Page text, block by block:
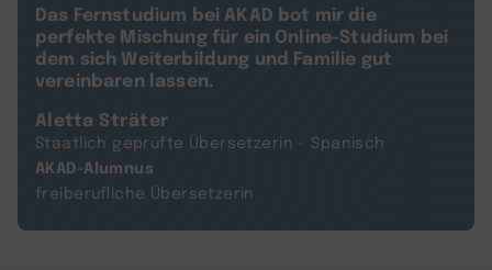
Das Fernstudium bei AKAD bot mir die
perfekte Mischung für ein Online-Studium bei
dem sich Weiterbildung und Familie gut
vereinbaren lassen.
Aletta Sträter
Staatlich geprüfte Übersetzerin - Spanisch
AKAD-Alumnus
freiberufliche Übersetzerin